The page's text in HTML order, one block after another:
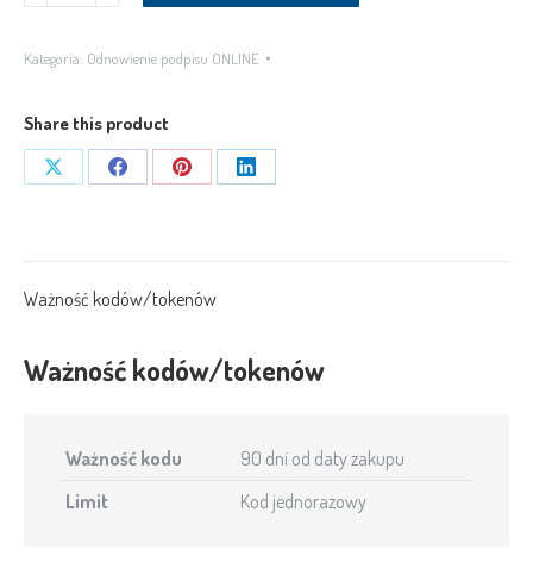
kwalifikowanego
–
ONLINE,
Kategoria: Odnowienie podpisu ONLINE
Share this product
Share
Share
Share
Share
Ważność kodów/tokenów
Ważność kodów/tokenów
Ważność kodu
90 dni od daty zakupu
Limit
Kod jednorazowy